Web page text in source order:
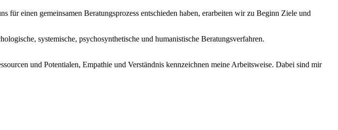
einen gemeinsamen Beratungsprozess entschieden haben, erarbeiten wir zu Beginn Ziele und
systemische, psychosynthetische und humanistische Beratungsverfahren.
und Potentialen, Empathie und Verständnis kennzeichnen meine Arbeitsweise. Dabei sind mir